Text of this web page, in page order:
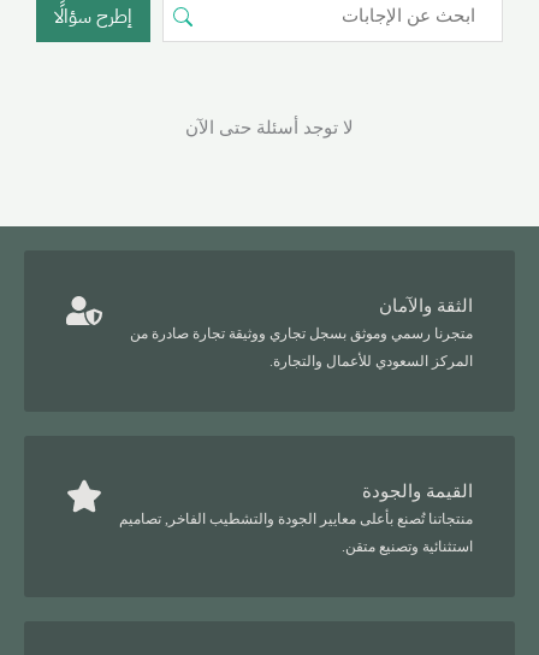
إطرح سؤالًا
لا توجد أسئلة حتى الآن
الثقة والآمان
متجرنا رسمي وموثق بسجل تجاري ووثيقة تجارة صادرة من
المركز السعودي للأعمال والتجارة.
القيمة والجودة
منتجاتنا تُصنع بأعلى معايير الجودة والتشطيب الفاخر, تصاميم
استثنائية وتصنيع متقن.